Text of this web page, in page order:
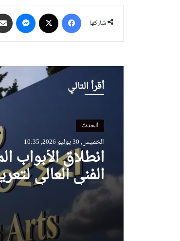
شاركها
فيسبوك
أقرأ التالي
الحدث
الثلاثاء, 28 يوليو 2026, 19:36
أطفال الجالية
بالأزياء
بالموروث